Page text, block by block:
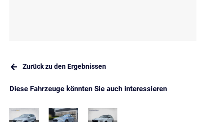
Zurück zu den Ergebnissen
Diese Fahrzeuge könnten Sie auch interessieren